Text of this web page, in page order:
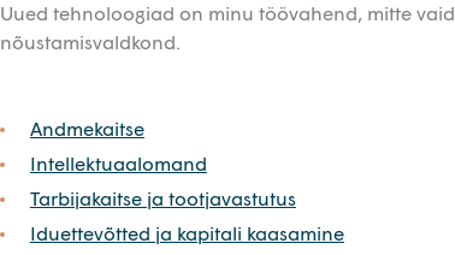
Uued tehnoloogiad on minu töövahend, mitte vaid
nõustamisvaldkond.
Andmekaitse
Intellektuaalomand
Tarbijakaitse ja tootjavastutus
Iduettevõtted ja kapitali kaasamine